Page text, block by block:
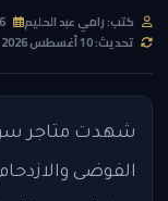
كتب: رامي عبد الحليم
تحديث: 10 أغسطس 2026 — 9:22 AM
شهدت متاجر
الفوضى